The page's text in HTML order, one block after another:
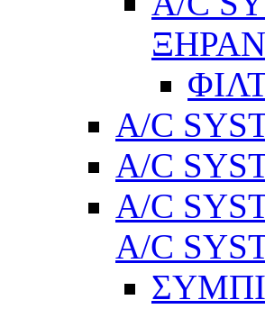
A/C
A/C
A/C
A/C